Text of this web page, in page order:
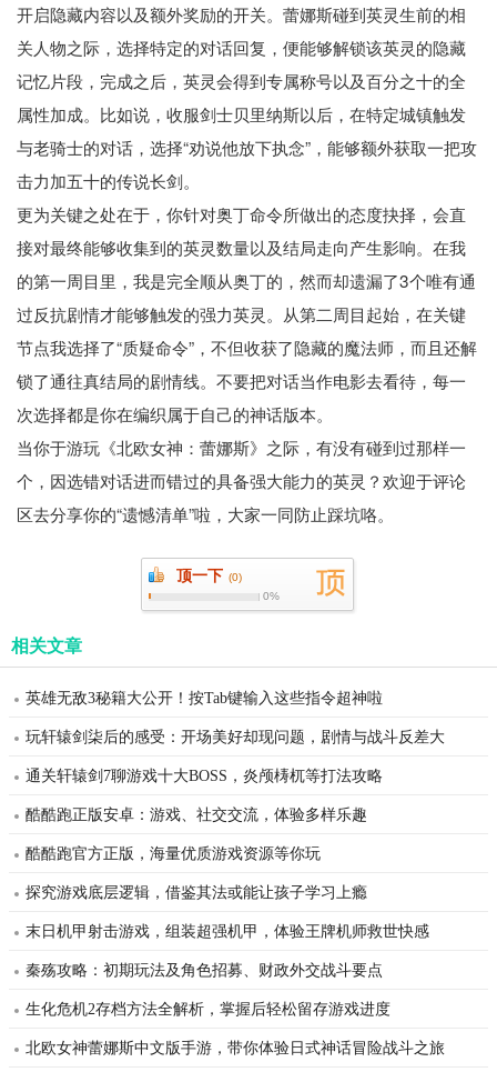
开启隐藏内容以及额外奖励的开关。蕾娜斯碰到英灵生前的相
关人物之际，选择特定的对话回复，便能够解锁该英灵的隐藏
记忆片段，完成之后，英灵会得到专属称号以及百分之十的全
属性加成。比如说，收服剑士贝里纳斯以后，在特定城镇触发
与老骑士的对话，选择“劝说他放下执念”，能够额外获取一把攻
击力加五十的传说长剑。
更为关键之处在于，你针对奥丁命令所做出的态度抉择，会直
接对最终能够收集到的英灵数量以及结局走向产生影响。在我
的第一周目里，我是完全顺从奥丁的，然而却遗漏了3个唯有通
过反抗剧情才能够触发的强力英灵。从第二周目起始，在关键
节点我选择了“质疑命令”，不但收获了隐藏的魔法师，而且还解
锁了通往真结局的剧情线。不要把对话当作电影去看待，每一
次选择都是你在编织属于自己的神话版本。
当你于游玩《北欧女神：蕾娜斯》之际，有没有碰到过那样一
个，因选错对话进而错过的具备强大能力的英灵？欢迎于评论
区去分享你的“遗憾清单”啦，大家一同防止踩坑咯。
顶一下 (0)
0%
相关文章
英雄无敌3秘籍大公开！按Tab键输入这些指令超神啦
玩轩辕剑柒后的感受：开场美好却现问题，剧情与战斗反差大
通关轩辕剑7聊游戏十大BOSS，炎颅梼杌等打法攻略
酷酷跑正版安卓：游戏、社交交流，体验多样乐趣
酷酷跑官方正版，海量优质游戏资源等你玩
探究游戏底层逻辑，借鉴其法或能让孩子学习上瘾
末日机甲射击游戏，组装超强机甲，体验王牌机师救世快感
秦殇攻略：初期玩法及角色招募、财政外交战斗要点
生化危机2存档方法全解析，掌握后轻松留存游戏进度
北欧女神蕾娜斯中文版手游，带你体验日式神话冒险战斗之旅